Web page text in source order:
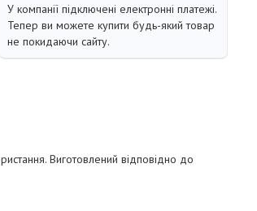
У компанії підключені електронні платежі.
Тепер ви можете купити будь-який товар
не покидаючи сайту.
Виготовлений відповідно до